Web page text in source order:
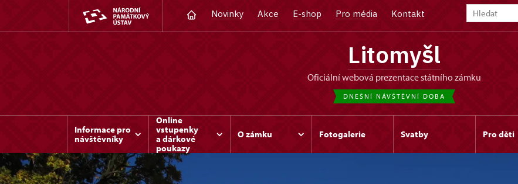
Novinky Akce E-shop Pro média Kontakt
Litomyšl
oficiální webová prezentace státního zámku
DNEŠNÍ NÁVŠTĚVNÍ DOBA
Informace pro
návštěvníky
Online
vstupenky
a dárkové
poukazy
O zámku Fotogalerie Svatby Pro děti